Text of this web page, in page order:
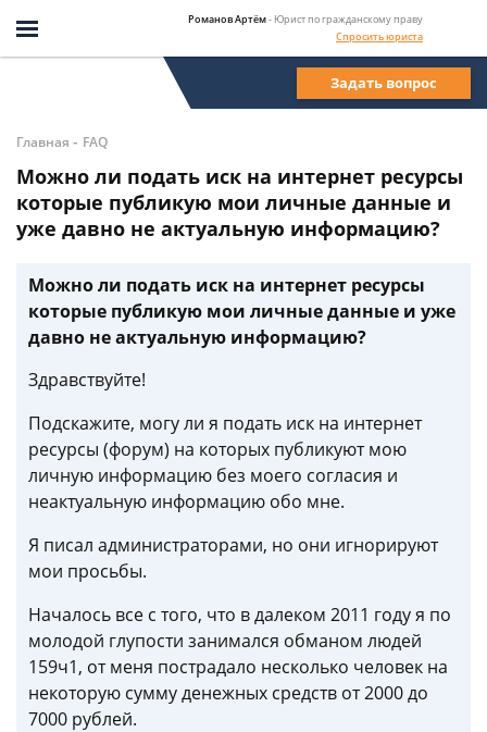
Романов Артём- Юрист по гражданскому праву
Спросить юриста
Задать вопрос
Главная - FAQ
Можно ли подать иск на интернет ресурсы
которые публикую мои личные данные и
уже давно не актуальную информацию?
Можно ли подать иск на интернет ресурсы
которые публикую мои личные данные и уже
давно не актуальную информацию?
Здравствуйте!
Подскажите, могу ли я подать иск на интернет
ресурсы (форум) на которых публикуют мою
личную информацию без моего согласия и
неактуальную информацию обо мне.
Я писал администраторами, но они игнорируют
мои просьбы.
Началось все с того, что в далеком 2011 году я по
молодой глупости занимался обманом людей
159ч1, от меня пострадало несколько человек на
некоторую сумму денежных средств от 2000 до
7000 рублей.